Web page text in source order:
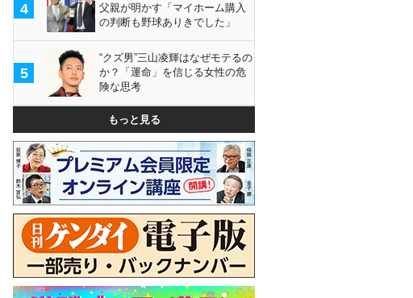
4
父親が明かす「マイホーム購入
の判断も野球ありきでした」
5
“クズ男”三山凌輝はなぜモテるの
か？「運命」を信じる女性の危
険な思考
もっと見る